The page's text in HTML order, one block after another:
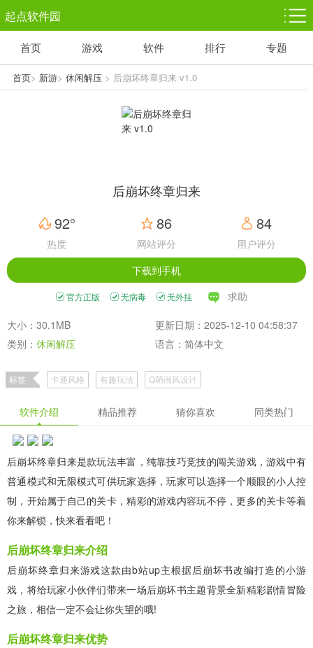
起点软件园
塔防游戏
1千+款游戏
休闲益智
1万+款游戏
体育竞技
5百+款游戏
赛车竞速
3百+款游戏
首页 游戏 软件 排行 专题
首页> 新游> 休闲解压> 后崩坏终章归来 v1.0
后崩坏终章归来
92°
热度
86
网站评分
84
用户评分
下载到手机
官方正版 无病毒 无外挂 求助
大小：30.1MB
更新日期：2025-12-10 04:58:37
类别： 休闲解压 语言：简体中文
标签 卡通风格 有趣玩法 Q萌画风设计
软件介绍 精品推荐 猜你喜欢 同类热门
后崩坏终章归来是款玩法丰富，纯靠技巧竞技的闯关游戏，游戏中有
普通模式和无限模式可供玩家选择，玩家可以选择一个顺眼的小人控
制，开始属于自己的关卡，精彩的游戏内容玩不停，更多的关卡等着
你来解锁，快来看看吧！
后崩坏终章归来介绍
后崩坏终章归来游戏这款由b站up主根据后崩坏书改编打造的小游
戏，将给玩家小伙伴们带来一场后崩坏书主题背景全新精彩剧情冒险
之旅，相信一定不会让你失望的哦!
后崩坏终章归来优势